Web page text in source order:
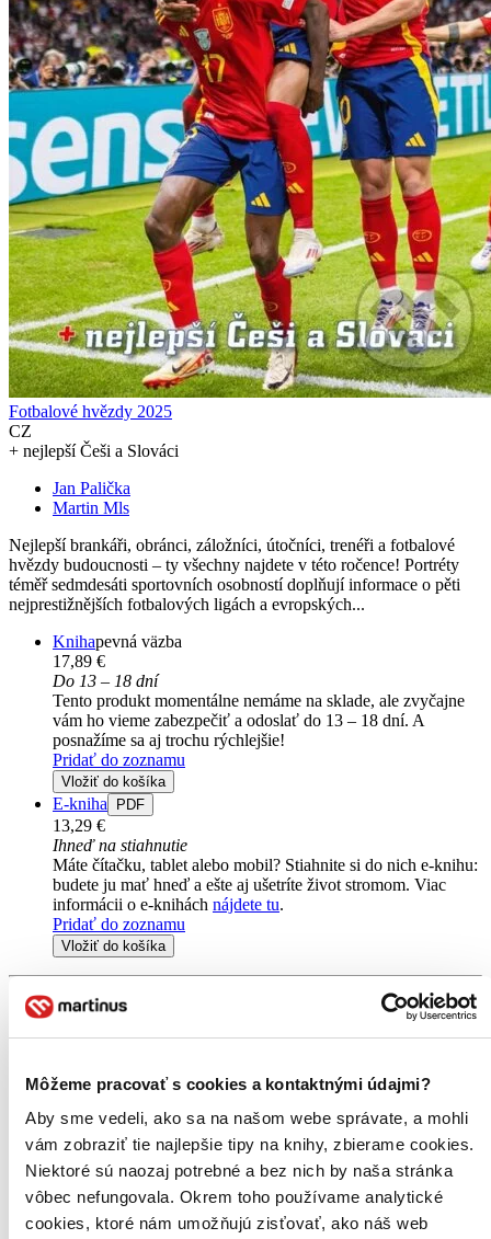
Môžeme pracovať s cookies a kontaktnými údajmi?
Aby sme vedeli, ako sa na našom webe správate, a mohli
vám zobraziť tie najlepšie tipy na knihy, zbierame cookies.
Niektoré sú naozaj potrebné a bez nich by naša stránka
vôbec nefungovala. Okrem toho používame analytické
cookies, ktoré nám umožňujú zisťovať, ako náš web
Fotbalové hvězdy 2025
CZ
+ nejlepší Češi a Slováci
Jan Palička
Martin Mls
Nejlepší brankáři, obránci, záložníci, útočníci, trenéři a fotbalové
hvězdy budoucnosti – ty všechny najdete v této ročence! Portréty
téměř sedmdesáti sportovních osobností doplňují informace o pěti
nejprestižnějších fotbalových ligách a evropských...
Knihapevná väzba
17,89 €
Do 13 – 18 dní
Tento produkt momentálne nemáme na sklade, ale zvyčajne
vám ho vieme zabezpečiť a odoslať do 13 – 18 dní. A
posnažíme sa aj trochu rýchlejšie!
Pridať do zoznamu
Vložiť do košíka
E-kniha PDF
13,29 €
Ihneď na stiahnutie
Máte čítačku, tablet alebo mobil? Stiahnite si do nich e-knihu:
budete ju mať hneď a ešte aj ušetríte život stromom. Viac
informácii o e-knihách nájdete tu.
Pridať do zoznamu
Vložiť do košíka